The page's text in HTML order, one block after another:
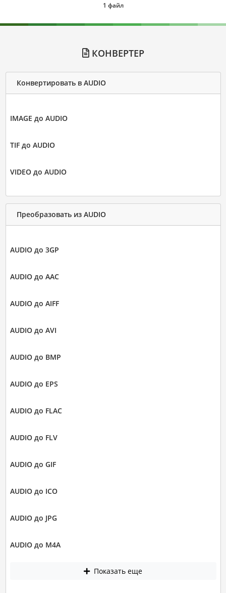
1 файл
КОНВЕРТЕР
Конвертировать в AUDIO
IMAGE до AUDIO
TIF до AUDIO
VIDEO до AUDIO
Преобразовать из AUDIO
AUDIO до 3GP
AUDIO до AAC
AUDIO до AIFF
AUDIO до AVI
AUDIO до BMP
AUDIO до EPS
AUDIO до FLAC
AUDIO до FLV
AUDIO до GIF
AUDIO до ICO
AUDIO до JPG
AUDIO до M4A
Показать еще